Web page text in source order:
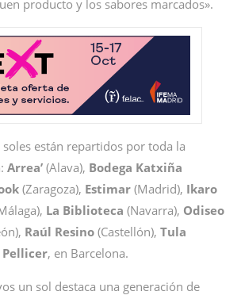
producto y los sabores marcados».
están repartidos por toda la
Arrea’ (Alava), Bodega Katxiña
(Zaragoza), Estimar (Madrid), Ikaro
La Biblioteca (Navarra), Odiseo
Raúl Resino (Castellón), Tula
, en Barcelona.
un sol destaca una generación de